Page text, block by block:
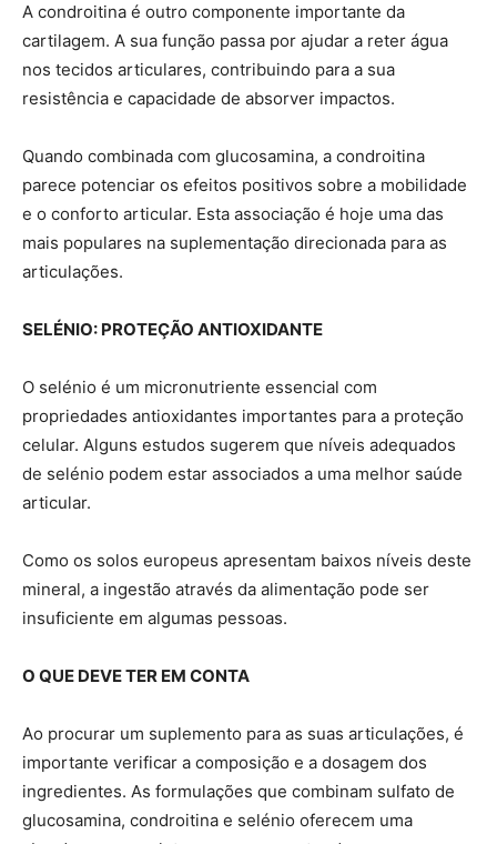
A condroitina é outro componente importante da
cartilagem. A sua função passa por ajudar a reter água
nos tecidos articulares, contribuindo para a sua
resistência e capacidade de absorver impactos.
Quando combinada com glucosamina, a condroitina
parece potenciar os efeitos positivos sobre a mobilidade
e o conforto articular. Esta associação é hoje uma das
mais populares na suplementação direcionada para as
articulações.
SELÉNIO: PROTEÇÃO ANTIOXIDANTE
O selénio é um micronutriente essencial com
propriedades antioxidantes importantes para a proteção
celular. Alguns estudos sugerem que níveis adequados
de selénio podem estar associados a uma melhor saúde
articular.
Como os solos europeus apresentam baixos níveis deste
mineral, a ingestão através da alimentação pode ser
insuficiente em algumas pessoas.
O QUE DEVE TER EM CONTA
Ao procurar um suplemento para as suas articulações, é
importante verificar a composição e a dosagem dos
ingredientes. As formulações que combinam sulfato de
glucosamina, condroitina e selénio oferecem uma